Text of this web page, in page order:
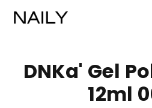
DNKa' Gel
12ml